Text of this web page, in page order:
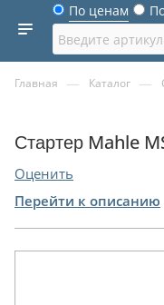
По ценам
Главная — Каталог —
Стартер Mahle
Оценить
Перейти к описанию